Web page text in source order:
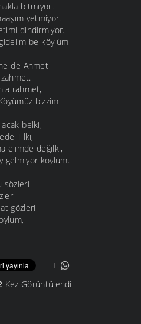
bitmiyor.
yetmiyor.
dindirmiyor.
be köylüm
de Ahmet
rahmet,
bizzim
belki,
Tilki,
elimde değilki,
gelmiyor köylüm.
sözleri
gözleri
Kez Görüntülendi